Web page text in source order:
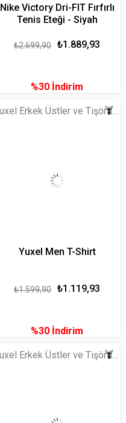
Nike Victory Dri-FIT Fırfırlı
Tenis Eteği - Siyah
₺1.889,93
₺2.699,90
%30 İndirim
Yuxel Erkek Üstler ve Tişörtler
Yuxel Men T-Shirt
₺1.119,93
₺1.599,90
%30 İndirim
Yuxel Erkek Üstler ve Tişörtler